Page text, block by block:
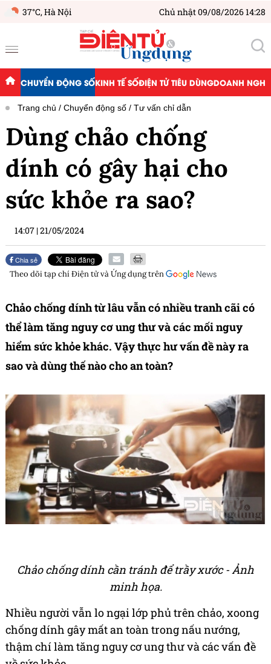
37°C,Hà Nội Chủ nhật 09/08/2026 14:28
CHUYỂN ĐỘNG SỐKINH TẾ SỐĐIỆN TỬ TIÊU DÙNGDOANH
Trang chủ Chuyển động số Tư vấn chỉ dẫn
Dùng chảo chống
dính có gây hại cho
sức khỏe ra sao?
14:07 |21/05/2024
Chia sẻ
Theo dõi tạp chíĐiện tử và Ứng dụngtrên
Chảo chống dính từ lâu vẫn có nhiều tranh cãi có
thể làm tăng nguy cơ ung thư và các mối nguy
hiểm sức khỏe khác. Vậy thực hư vấn đề này ra
sao và dùng thế nào cho an toàn?
Chảo chống dính cần tránh để trầy xước - Ảnh
minh họa.
Nhiều người vẫn lo ngại lớp phủ trên chảo, xoong
chống dính gây mất an toàn trong nấu nướng,
thậm chí làm tăng nguy cơ ung thư và các vấn đề